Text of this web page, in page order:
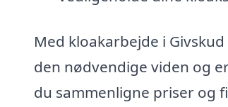
Med kloakarbejde i
den nødvendige viden og
du sammenligne priser og